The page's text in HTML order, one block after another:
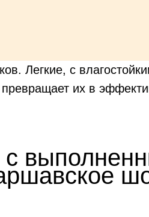
Легкие, с
их в
с